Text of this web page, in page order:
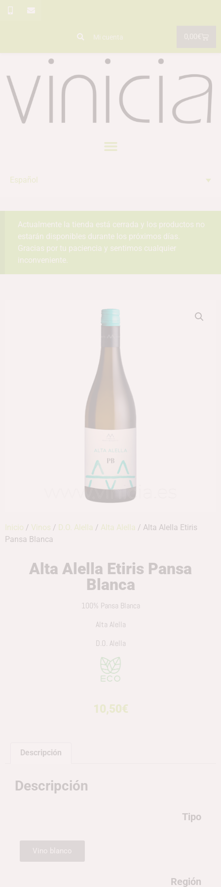
Mi cuenta
Español
Actualmente la tienda está cerrada y los productos no
estarán disponibles durante los próximos días.
Gracias por tu paciencia y sentimos cualquier
inconveniente.
Inicio / Vinos / D.O. Alella / Alta Alella / Alta Alella Etiris
Pansa Blanca
Alta Alella Etiris Pansa
Blanca
100% Pansa Blanca
Alta Alella
D.O. Alella
10,50€
Descripción
Descripción
Tipo
Vino blanco
Región